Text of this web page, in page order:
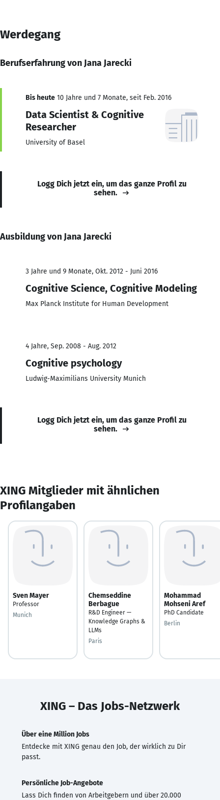
Werdegang
Berufserfahrung von Jana Jarecki
Bis heute 10 Jahre und 7 Monate, seit Feb. 2016
Data Scientist & Cognitive
Researcher
University of Basel
Logg Dich jetzt ein, um das ganze Profil zu
sehen.
Ausbildung von Jana Jarecki
3 Jahre und 9 Monate, Okt. 2012 - Juni 2016
Cognitive Science, Cognitive Modeling
Max Planck Institute for Human Development
4 Jahre, Sep. 2008 - Aug. 2012
Cognitive psychology
Ludwig-Maximilians University Munich
Logg Dich jetzt ein, um das ganze Profil zu
sehen.
XING Mitglieder mit ähnlichen
Profilangaben
Sven Mayer
Professor
Munich
Chemseddine
Berbague
R&D Engineer —
Knowledge Graphs &
LLMs
Paris
Mohammad
Mohseni Aref
PhD Candidate
Berlin
XING – Das Jobs-Netzwerk
Über eine Million Jobs
Entdecke mit XING genau den Job, der wirklich zu Dir
passt.
Persönliche Job-Angebote
Lass Dich finden von Arbeitgebern und über 20.000